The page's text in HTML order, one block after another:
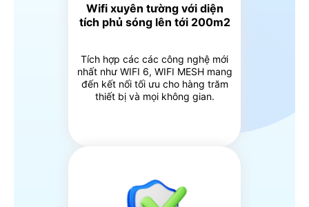
Wifi xuyên tường với diện
tích phủ sóng lên tới 200m2
Tích hợp các các công nghệ mới
nhất như WIFI 6, WIFI MESH mang
đến kết nối tối ưu cho hàng trăm
thiết bị và mọi không gian.